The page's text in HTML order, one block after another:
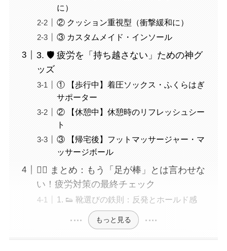
に）
② クッション重視型（衝撃緩和に）
③ カスタムメイド・インソール
3. 🛡️ 疲労を「持ち越さない」ための神グ
ッズ
① 【歩行中】着圧ソックス・ふくらはぎ
サポーター
② 【休憩中】休憩時のリフレッシュシー
ト
③ 【帰宅後】フットマッサージャー・マ
ッサージボール
🏃‍♀️ まとめ：もう「足が棒」とは言わせな
い！疲労対策の最終チェック
1. 👟 靴選びの鉄則：反発とホールド感
もっと見る